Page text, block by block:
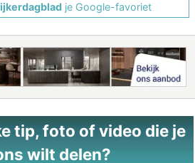
je Google-favoriet
tip, foto of video die je
wilt delen?